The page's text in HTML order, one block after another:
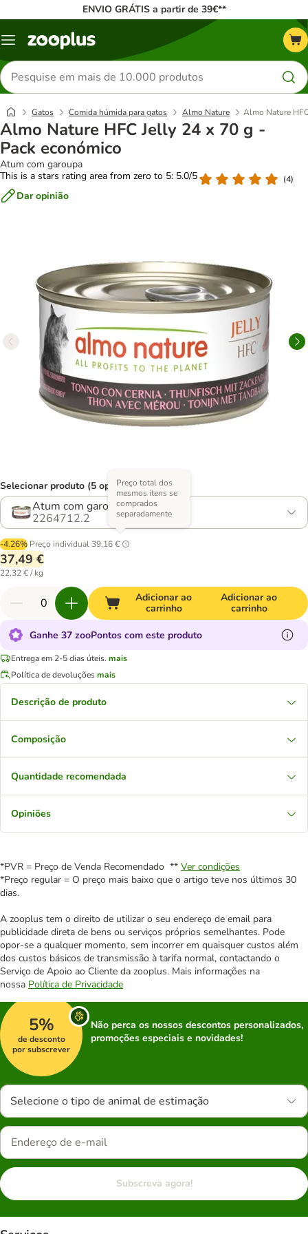
ENVIO GRÁTIS a partir de 39€**
Menu
Pesquisar
produtos
Gatos Comida húmida para gatos Almo Nature Almo Nature
Almo Nature HFC Jelly 24 x 70 g -
Pack económico
Atum com garoupa
This is a stars rating area from zero to 5: 5.0/5
(4)
Dar opinião
Selecionar produto (5 opções)
Atum com garoupa
2264712.2
-4.26% Preço individual 39,16 €
Preço total dos
mesmos itens se
comprados
separadamente
37,49 €
22,32 € / kg
Adicionar ao
carrinho
Adicionar ao
carrinho
Ganhe 37 zooPontos com este produto
Entrega em 2-5 dias úteis. mais
Política de devoluçõesmais
Descrição de produto
Composição
Quantidade recomendada
Opiniões
*PVR = Preço de Venda Recomendado ** Ver condições
*Preço regular = O preço mais baixo que o artigo teve nos últimos 30
dias.
A zooplus tem o direito de utilizar o seu endereço de email para
publicidade direta de bens ou serviços próprios semelhantes. Pode
opor-se a qualquer momento, sem incorrer em quaisquer custos além
dos custos básicos de transmissão à tarifa normal, contactando o
Serviço de Apoio ao Cliente da zooplus. Mais informações na
nossa Política de Privacidade
5%
de desconto
por subscrever
Não perca os nossos descontos personalizados,
promoções especiais e novidades!
Selecione o tipo de animal de estimação
Subscreva agora!